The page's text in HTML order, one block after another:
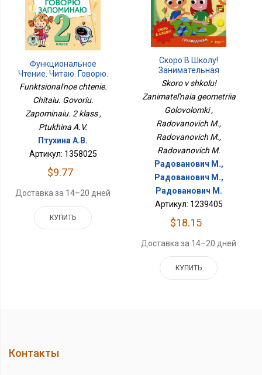
Функциональное
Чтение. Читаю. Говорю.
Запоминаю. 2 Класс
Funktsional'noe chtenie.
Chitaiu. Govoriu.
Zapominaiu. 2 klass ,
Ptukhina A.V.
Птухина А.В.
Артикул: 1358025
$9.77
Доставка за 14–20 дней
КУПИТЬ
Скоро В Школу!
Занимательная
Геометрия Головоломки
Skoro v shkolu!
Zanimatel'naia geometriia
Golovolomki ,
Radovanovich M.,
Radovanovich M.,
Radovanovich M.
Радованович М.,
Радованович М.,
Радованович М.
Артикул: 1239405
$18.15
Доставка за 14–20 дней
КУПИТЬ
Контакты